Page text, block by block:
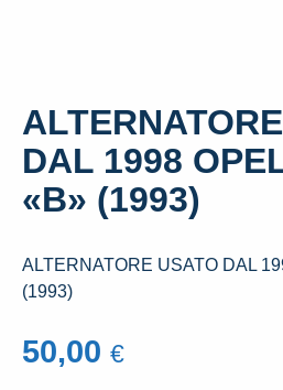
DAL 1998
«B» (1993)
ALTERNATORE USATO DAL
(1993)
50,00 €